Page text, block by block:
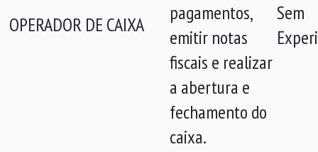
OPERADOR DE CAIXA
pagamentos,
emitir notas
fiscais e realizar
a abertura e
fechamento do
caixa.
Sem